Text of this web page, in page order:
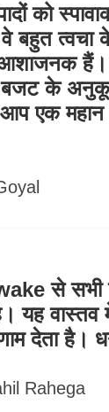
को
बहुत
बजट के
आप एक
से सभी
यह वास्तव
देता है।
Rahega